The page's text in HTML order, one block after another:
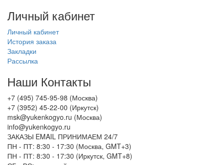
Личный кабинет
Личный кабинет
История заказа
Закладки
Рассылка
Наши Контакты
+7 (495) 745-95-98 (Москва)
+7 (3952) 45-22-00 (Иркутск)
msk@yukenkogyo.ru (Москва)
info@yukenkogyo.ru
ЗАКАЗЫ EMAIL ПРИНИМАЕМ 24/7
ПН - ПТ: 8:30 - 17:30 (Москва, GMT+3)
ПН - ПТ: 8:30 - 17:30 (Иркутск, GMT+8)